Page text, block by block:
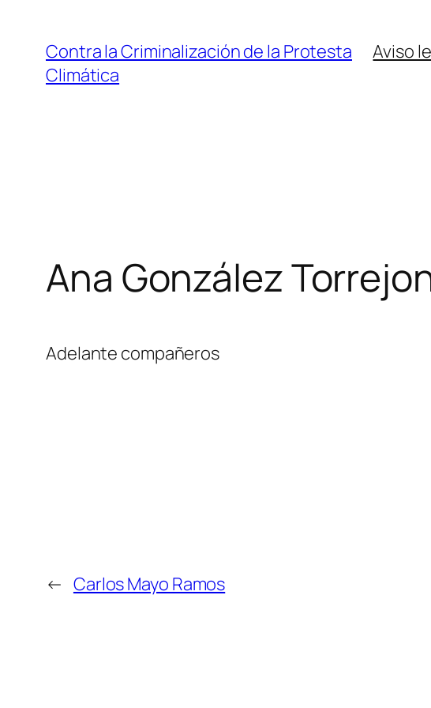
contenido
Contra la Criminalización de la Protesta
Climática
Aviso
Ana González
Adelante compañeros
← Carlos Mayo Ramos